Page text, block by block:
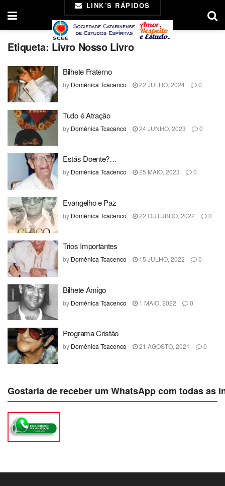
LINK´S RÁPIDOS
Etiqueta: Livro Nosso Livro
Bilhete Fraterno
by Domênica Tcacenco 22 JULHO, 2024 0
Tudo é Atração
by Domênica Tcacenco 24 JUNHO, 2023 0
Estás Doente?…
by Domênica Tcacenco 25 MAIO, 2023 0
Evangelho e Paz
by Domênica Tcacenco 22 OUTUBRO, 2022 0
Trios Importantes
by Domênica Tcacenco 15 JULHO, 2022 0
Bilhete Amigo
by Domênica Tcacenco 1 MAIO, 2022 0
Programa Cristão
by Domênica Tcacenco 21 AGOSTO, 2021 0
Gostaria de receber um WhatsApp com todas